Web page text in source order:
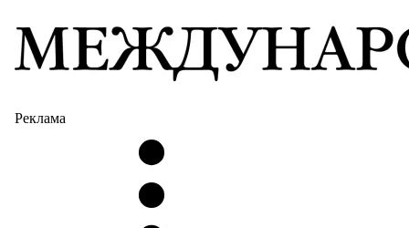
Реклама